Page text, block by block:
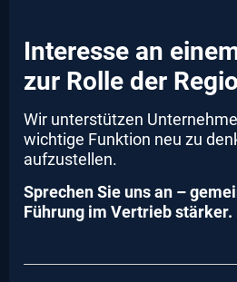
Interesse an
zur Rolle der
Wir unterstützen
wichtige Funktion neu zu
aufzustellen.
Sprechen Sie uns an –
Führung im Vertrieb stärker.